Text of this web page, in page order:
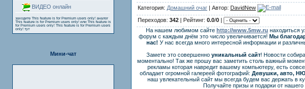
ВИДЕО онлайн
заходите This feature is for Premium users only! аналог
This feature is for Premium users only! или This feature is
for Premium users only! This feature is for Premium users
only! тут
Мини-чат
Категория: Домашний очаг | Автор: DavidNew
Переходов: 342 | Рейтинг: 0.0/0 |
На нашем любимом сайте http://www.5mw.ru находиться
форум с каждым днём это число увеличивается! Мы
нас! У нас всегда много интересной информации и
Замете это совершенноуникальный сайт! Новости
моментально! Так же прошу вас заметить столь важный
рекламы которая навредит вашему компьютеру, есть
обладает огромной галереей фотографий: Девушки, авто,
наш увлекательный сайт мы всегда будем вас держать в
Получайте призы и подарки от нашего